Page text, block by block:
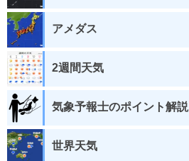
アメダス
2週間天気
気象予報士のポイント解説
世界天気